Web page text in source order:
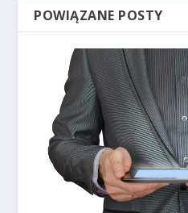
POWIĄZANE POSTY